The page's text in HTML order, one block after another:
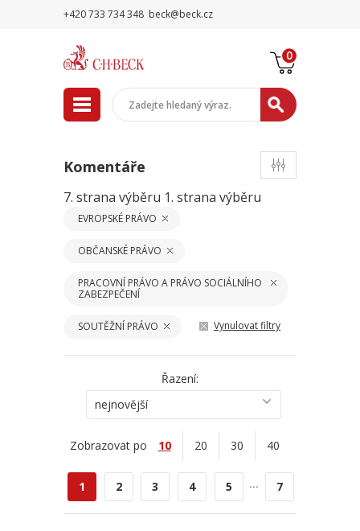
+420 733 734 348 beck@beck.cz
0
Komentáře
7. strana výběru 1. strana výběru
EVROPSKÉ PRÁVO
OBČANSKÉ PRÁVO
PRACOVNÍ PRÁVO A PRÁVO SOCIÁLNÍHO
ZABEZPEČENÍ
SOUTĚŽNÍ PRÁVO Vynulovat filtry
Řazení:
nejnovější
Zobrazovat po 10 20 30 40
1 2 3 4 5 ... 7